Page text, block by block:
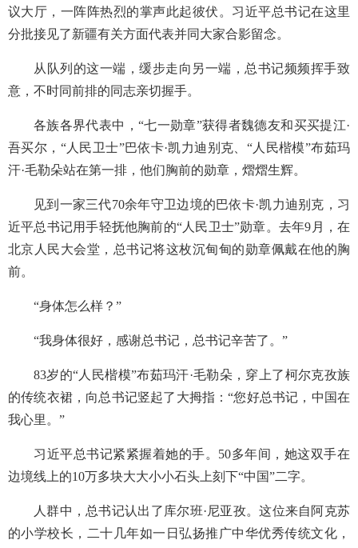
议大厅，一阵阵热烈的掌声此起彼伏。习近平总书记在这里
分批接见了新疆有关方面代表并同大家合影留念。
从队列的这一端，缓步走向另一端，总书记频频挥手致
意，不时同前排的同志亲切握手。
各族各界代表中，“七一勋章”获得者魏德友和买买提江·
吾买尔，“人民卫士”巴依卡·凯力迪别克、“人民楷模”布茹玛
汗·毛勒朵站在第一排，他们胸前的勋章，熠熠生辉。
见到一家三代70余年守卫边境的巴依卡·凯力迪别克，习
近平总书记用手轻抚他胸前的“人民卫士”勋章。去年9月，在
北京人民大会堂，总书记将这枚沉甸甸的勋章佩戴在他的胸
前。
“身体怎么样？”
“我身体很好，感谢总书记，总书记辛苦了。”
83岁的“人民楷模”布茹玛汗·毛勒朵，穿上了柯尔克孜族
的传统衣裙，向总书记竖起了大拇指：“您好总书记，中国在
我心里。”
习近平总书记紧紧握着她的手。50多年间，她这双手在
边境线上的10万多块大大小小石头上刻下“中国”二字。
人群中，总书记认出了库尔班·尼亚孜。这位来自阿克苏
的小学校长，二十几年如一日弘扬推广中华优秀传统文化，